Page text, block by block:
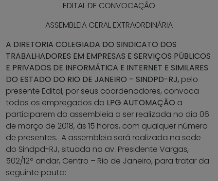
EDITAL DE CONVOCAÇÃO
ASSEMBLEIA GERAL EXTRAORDINÁRIA
A DIRETORIA COLEGIADA DO SINDICATO DOS
TRABALHADORES EM EMPRESAS E SERVIÇOS PÚBLICOS
E PRIVADOS DE INFORMÁTICA E INTERNET E SIMILARES
DO ESTADO DO RIO DE JANEIRO – SINDPD-RJ, pelo
presente Edital, por seus coordenadores, convoca
todos os empregados da LPG AUTOMAÇÃO a
participarem da assembleia a ser realizada no dia 06
de março de 2018, às 15 horas, com qualquer número
de presentes. A assembleia será realizada na sede
do Sindpd-RJ, situada na av. Presidente Vargas,
502/12º andar, Centro – Rio de Janeiro, para tratar da
seguinte pauta: